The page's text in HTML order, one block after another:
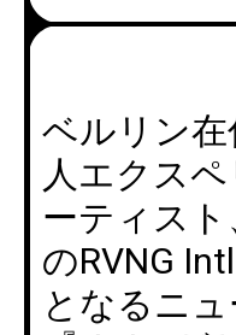
ベルリン
人エクス
ーティス
のRVNG
となるニ